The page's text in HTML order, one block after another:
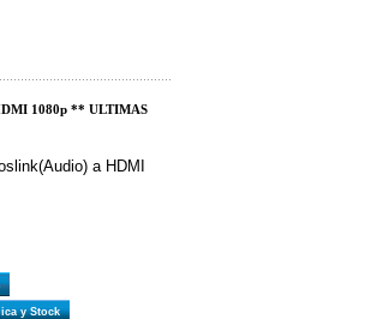
1080p ** ULTIMAS
a HDMI
y Stock